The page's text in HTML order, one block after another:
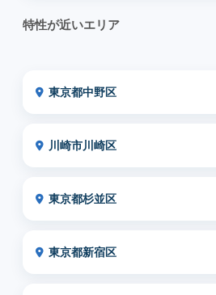
特性が近いエリア
東京都中野区
川崎市川崎区
東京都杉並区
東京都新宿区